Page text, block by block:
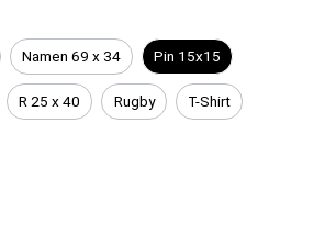
Namen 69 x 34 Pin 15x15
R 25 x 40 Rugby T-Shirt